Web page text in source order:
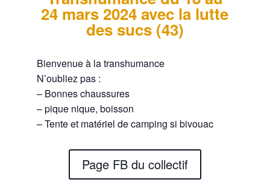
24 mars 2024 avec la lutte
des sucs (43)
Bienvenue à la transhumance
N’oubliez pas :
– Bonnes chaussures
– pique nique, boisson
– Tente et matériel de camping si bivouac
Page FB du collectif